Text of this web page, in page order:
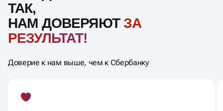
НАМ ДОВЕРЯЮТ НЕ ПРОСТО
ТАК,
НАМ ДОВЕРЯЮТ